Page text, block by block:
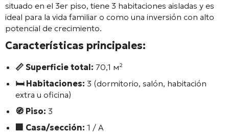
situado en el 3er piso, tiene 3 habitaciones aisladas y es
ideal para la vida familiar o como una inversión con alto
potencial de crecimiento.
Características principales:
📏 Superficie total: 70,1 м²
🛏️ Habitaciones: 3 (dormitorio, salón, habitación
extra u oficina)
🧭 Piso: 3
🏢 Casa/sección: 1 / А